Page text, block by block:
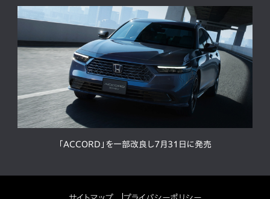
「ACCORD」を一部改良し7月31日に発売